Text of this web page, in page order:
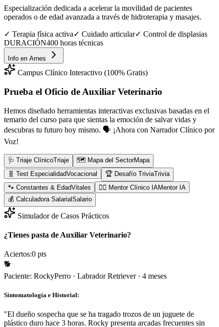
Especialización dedicada a acelerar la movilidad de pacientes
operados o de edad avanzada a través de hidroterapia y masajes.
✓ Terapia física activa✓ Cuidado articular✓ Control de displasias
DURACIÓN400 horas técnicas
Info en Arnes
Campus Clínico Interactivo (100% Gratis)
Prueba el Oficio de Auxiliar Veterinario
Hemos diseñado herramientas interactivas exclusivas basadas en el
temario del curso para que sientas la emoción de salvar vidas y
descubras tu futuro hoy mismo. 🗣️ ¡Ahora con Narrador Clínico por
Voz!
🩺 Triaje ClínicoTriaje 🗺️ Mapa del SectorMapa
🧬 Test EspecialidadVocacional 🏆 Desafío TriviaTrivia
🐾 Constantes & EdadVitales 👨‍⚕️ Mentor Clínico IAMentor IA
💰 Calculadora SalarialSalario
Simulador de Casos Prácticos
¿Tienes pasta de Auxiliar Veterinario?
Aciertos:0 pts
🐕
Paciente: RockyPerro · Labrador Retriever· 4 meses
Sintomatología e Historial:
"El dueño sospecha que se ha tragado trozos de un juguete de
plástico duro hace 3 horas. Rocky presenta arcadas frecuentes sin